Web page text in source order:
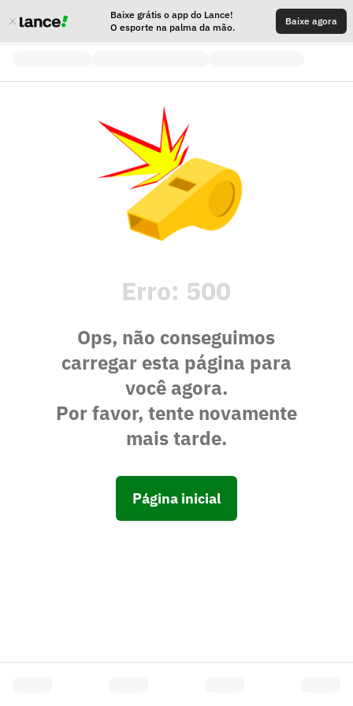
Baixe grátis o app do Lance!
O esporte na palma da mão.
Baixe agora
Erro: 500
Ops, não conseguimos
carregar esta página para
você agora.
Por favor, tente novamente
mais tarde.
Página inicial